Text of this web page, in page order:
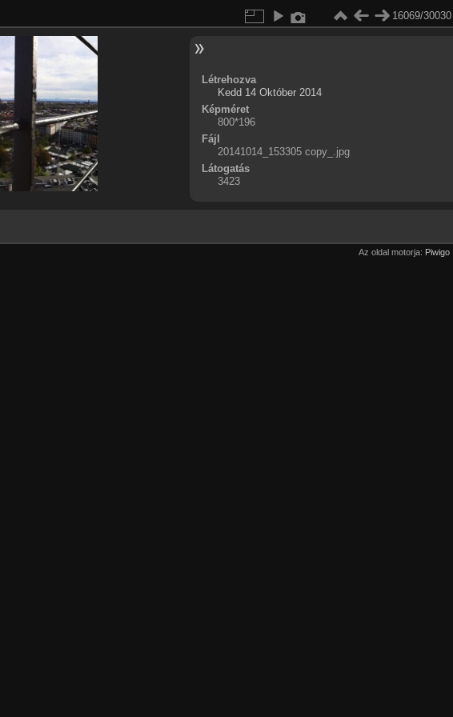
16069/30030
Létrehozva
Kedd 14 Október 2014
Képméret
800*196
Fájl
20141014_153305 copy_.jpg
Látogatás
3423
Az oldal motorja: Piwigo